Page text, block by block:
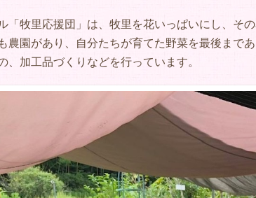
「牧里応援団」は、牧里を花いっぱいにし、そ
農園があり、自分たちが育てた野菜を最後まで
、加工品づくりなどを行っています。